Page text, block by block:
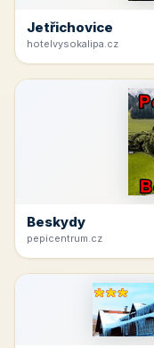
Jetřichovice
hotelvysokalipa.cz
Beskydy
pepicentrum.cz